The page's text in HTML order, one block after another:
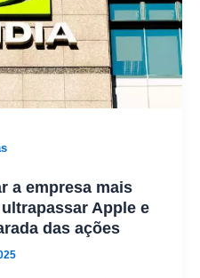
a empresa mais
Apple e
das ações